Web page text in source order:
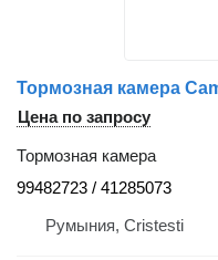
Цена по запросу
Тормозная камера
99482723 / 41285073
Румыния, Cristesti